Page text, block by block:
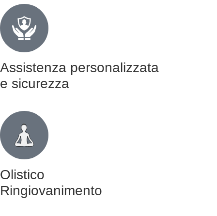
Assistenza personalizzata
e sicurezza
Olistico
Ringiovanimento